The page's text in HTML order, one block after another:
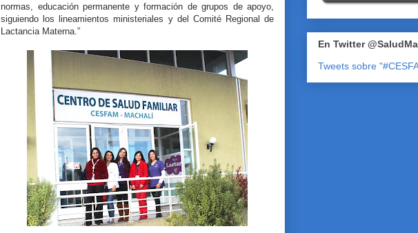
normas, educación permanente y formación de grupos de apoyo,
siguiendo los lineamientos ministeriales y del Comité Regional de
Lactancia Materna.”
En Twitter
Tweets sobre